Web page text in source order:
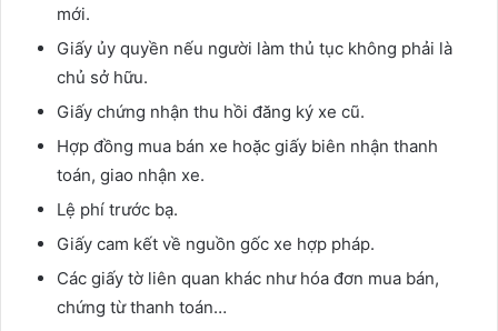
mới.
Giấy ủy quyền nếu người làm thủ tục không phải là
chủ sở hữu.
Giấy chứng nhận thu hồi đăng ký xe cũ.
Hợp đồng mua bán xe hoặc giấy biên nhận thanh
toán, giao nhận xe.
Lệ phí trước bạ.
Giấy cam kết về nguồn gốc xe hợp pháp.
Các giấy tờ liên quan khác như hóa đơn mua bán,
chứng từ thanh toán…